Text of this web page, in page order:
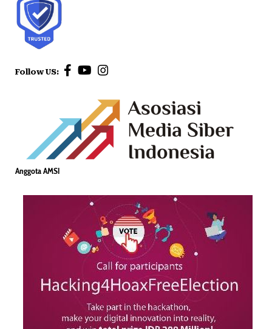
Follow US:
Anggota AMSI